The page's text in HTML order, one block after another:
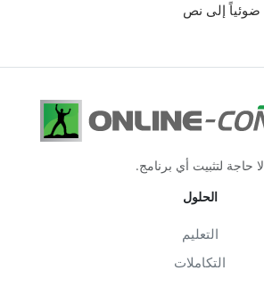
إلى نص
لا حاجة لتثبيت أي برنامج.
الحلول
التعليم
التكاملات